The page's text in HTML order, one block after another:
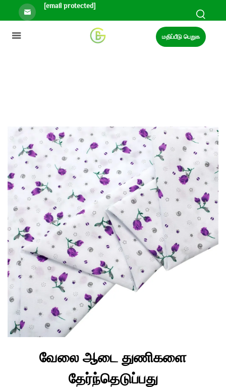
[email protected]
மதிப்பீடு பெறுக
வேலை ஆடை துணிகளை
தேர்ந்தெடுப்பது